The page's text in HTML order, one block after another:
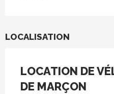
LOCALISATION
LOCATION DE
DE MARÇON